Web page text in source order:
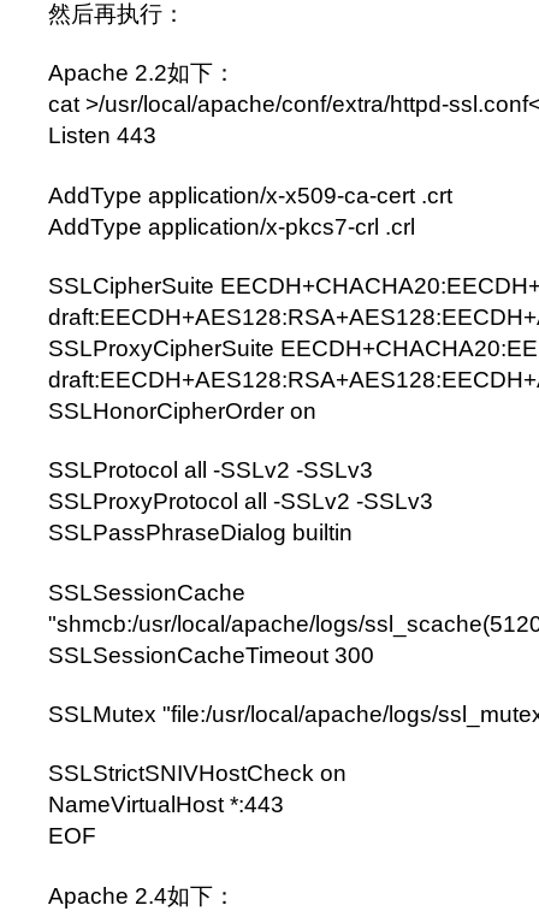
然后再执行：
Apache 2.2如下：
cat >/usr/local/apache/conf/extra/httpd-
Listen 443
AddType application/x-x509-ca-cert .crt
AddType application/x-pkcs7-crl .crl
SSLCipherSuite
SSLProxyCipherSuite
SSLHonorCipherOrder on
SSLProtocol all -SSLv2 -SSLv3
SSLProxyProtocol all -SSLv2 -SSLv3
SSLPassPhraseDialog builtin
SSLSessionCache
"shmcb:/usr/local/apache/logs/
SSLSessionCacheTimeout 300
SSLMutex "file:/usr/local/apache/logs/
SSLStrictSNIVHostCheck on
NameVirtualHost *:443
EOF
Apache 2.4如下：